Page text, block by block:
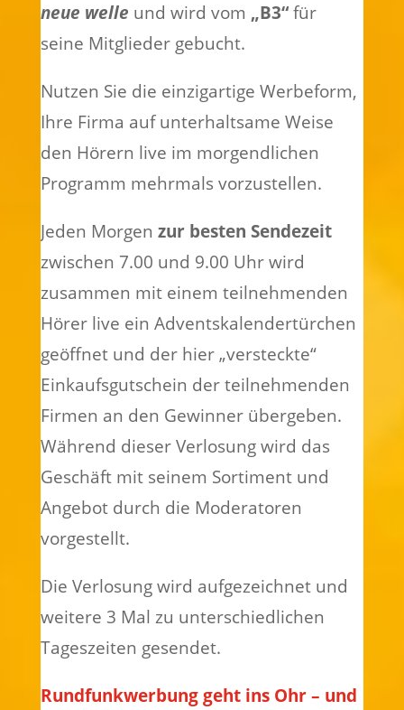
neue welle und wird vom „B3“für
seine Mitglieder gebucht.
Nutzen Sie die einzigartige Werbeform,
Ihre Firma auf unterhaltsame Weise
den Hörern live im morgendlichen
Programm mehrmals vorzustellen.
Jeden Morgen zur besten Sendezeit
zwischen 7.00 und 9.00 Uhr wird
zusammen mit einem teilnehmenden
Hörer live ein Adventskalendertürchen
geöffnet und der hier „versteckte“
Einkaufsgutschein der teilnehmenden
Firmen an den Gewinner übergeben.
Während dieser Verlosung wird das
Geschäft mit seinem Sortiment und
Angebot durch die Moderatoren
vorgestellt.
Die Verlosung wird aufgezeichnet und
weitere 3 Mal zu unterschiedlichen
Tageszeiten gesendet.
Rundfunkwerbung geht ins Ohr – und